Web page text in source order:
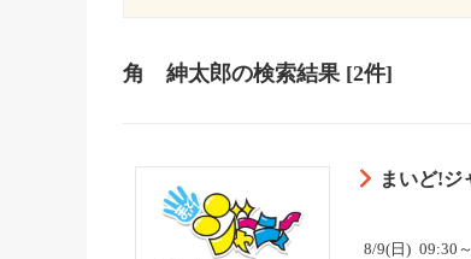
角 紳太郎の検索結果[2件]
まいど!ジ
8/9(日) 09:30